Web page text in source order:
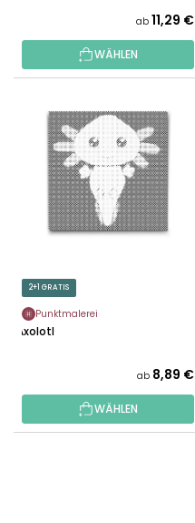
T
ab 11,29 €
WÄHLEN
2+1 GRATIS
Punktmalerei
Axolotl
ab 8,89 €
WÄHLEN